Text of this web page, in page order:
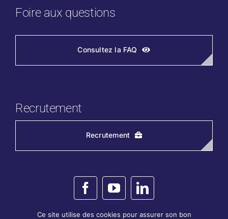
Foire aux questions
Consultez la FAQ
Recrutement
Recrutement
Ce site utilise des cookies pour assurer son bon